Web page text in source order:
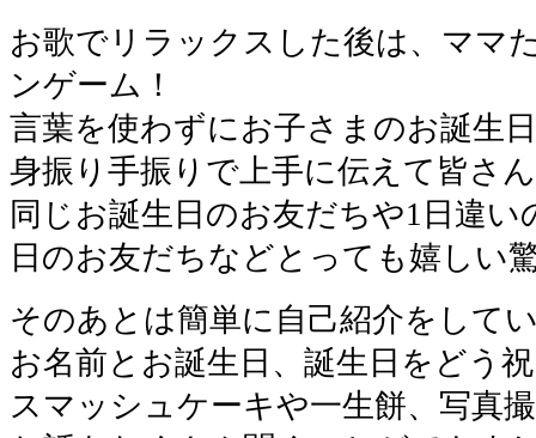
お歌でリラックスした後は、ママ
ンゲーム！
言葉を使わずにお子さまのお誕生
身振り手振りで上手に伝えて皆さ
同じお誕生日のお友だちや1日違
日のお友だちなどとっても嬉しい
そのあとは簡単に自己紹介をして
お名前とお誕生日、誕生日をどう
スマッシュケーキや一生餅、写真